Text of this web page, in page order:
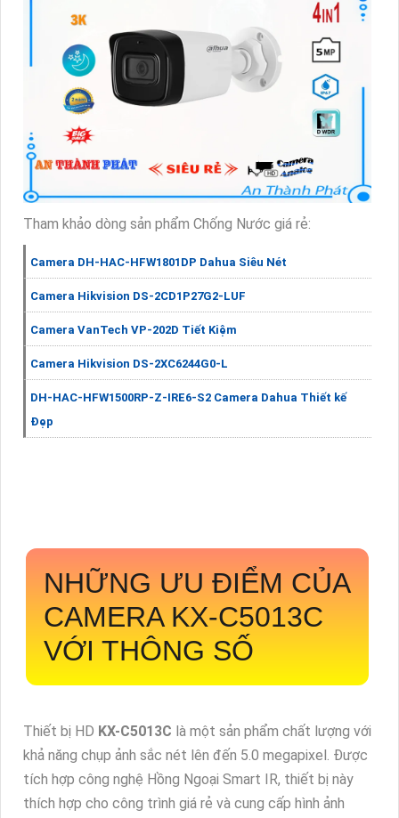
Tham khảo dòng sản phẩm Chống Nước giá rẻ:
Camera DH-HAC-HFW1801DP Dahua Siêu Nét
Camera Hikvision DS-2CD1P27G2-LUF
Camera VanTech VP-202D Tiết Kiệm
Camera Hikvision DS-2XC6244G0-L
DH-HAC-HFW1500RP-Z-IRE6-S2 Camera Dahua Thiết kế
Đẹp
NHỮNG ƯU ĐIỂM CỦA
CAMERA KX-C5013C
VỚI THÔNG SỐ
Thiết bị HD KX-C5013C là một sản phẩm chất lượng với
khả năng chụp ảnh sắc nét lên đến 5.0 megapixel. Được
tích hợp công nghệ Hồng Ngoại Smart IR, thiết bị này
thích hợp cho công trình giá rẻ và cung cấp hình ảnh